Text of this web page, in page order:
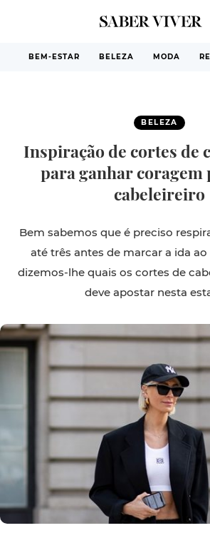
BEM-ESTAR BELEZA MODA
BELEZA
Inspiração de cortes de
para ganhar coragem
cabeleireiro
Bem sabemos que é preciso
até três antes de marcar a ida ao
dizemos-lhe quais os cortes de
deve apostar nesta